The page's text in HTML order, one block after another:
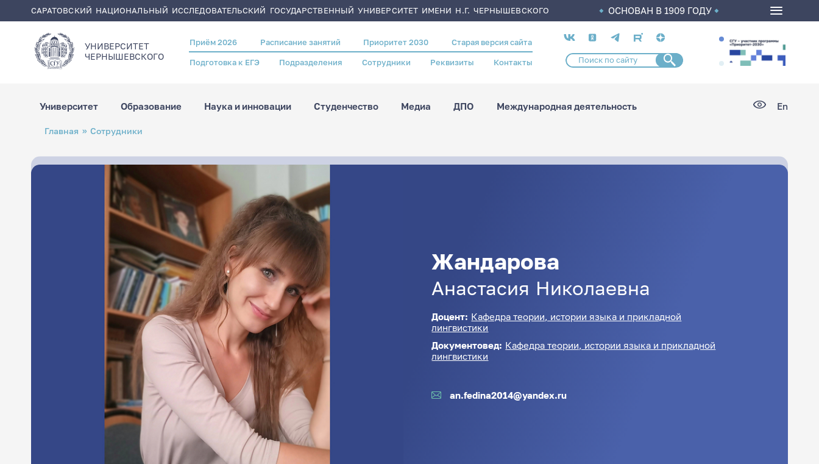
САРАТОВСКИЙ НАЦИОНАЛЬНЫЙ ИССЛЕДОВАТЕЛЬСКИЙ ГОСУДАРСТВЕННЫЙ УНИВЕРСИТЕТ ИМЕНИ Н.Г. ЧЕРНЫШЕВСКОГО ОСНОВАН В 1909 ГОДУ
УНИВЕРСИТЕТ
ЧЕРНЫШЕВСКОГO
Header
menu
Приём 2026 Расписание занятий Приоритет 2030 Старая версия сайта
Подготовка к ЕГЭ Подразделения Сотрудники Реквизиты Контакты
Социальные
сети
Университет Образование Наука и инновации Студенчество Медиа ДПО Международная деятельность En
Строка
навигации
Главная Сотрудники
Жандарова
Анастасия Николаевна
Доцент: Кафедра теории, истории языка и прикладной
лингвистики
Документовед: Кафедра теории, истории языка и прикладной
лингвистики
an.fedina2014@yandex.ru